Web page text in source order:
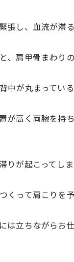
張し、 血流が滞
、肩甲骨まわり
背中が丸まってい
が高く両腕を持
りが起こってしま
くって肩こりを予
は立ちながらお